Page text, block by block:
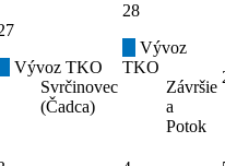
Vývoz TKO
Svrčinovec
(Čadca)
28
Vývoz
TKO
Závršie
a
Potok